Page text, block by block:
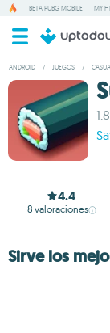
BETA PUBG MOBILE MY
ANDROID / JUEGOS /
4.4
8 valoraciones
Sirve los